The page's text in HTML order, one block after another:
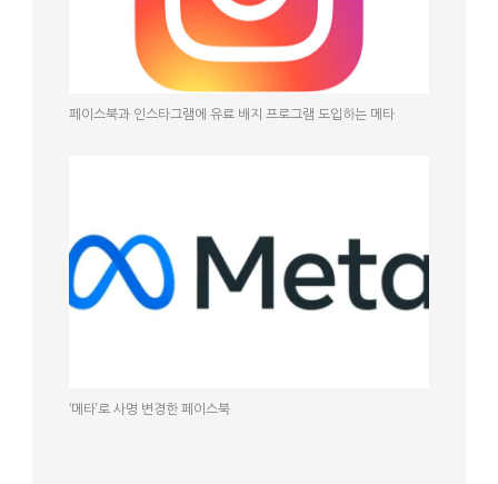
페이스북과 인스타그램에 유료 배지 프로그램 도입하는 메타
‘메타’로 사명 변경한 페이스북